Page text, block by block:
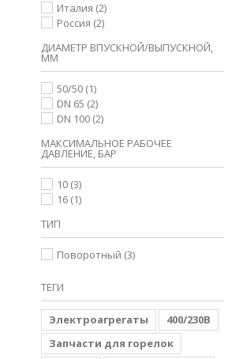
Италия (2)
Россия (2)
ДИАМЕТР ВПУСКНОЙ/ВЫПУСКНОЙ,
ММ
50/50 (1)
DN 65 (2)
DN 100 (2)
МАКСИМАЛЬНОЕ РАБОЧЕЕ
ДАВЛЕНИЕ, БАР
10 (3)
16 (1)
ТИП
Поворотный (3)
ТЕГИ
Электроагрегаты
400/230В
Запчасти для горелок